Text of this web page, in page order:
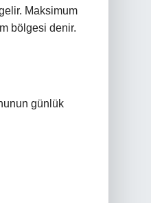
Maksimum
bölgesi denir.
günlük